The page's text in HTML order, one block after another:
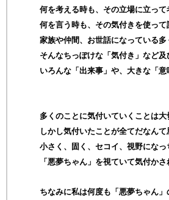
何を考える時も、その立場に立って
何を言う時も、その気付きを使って
家族や仲間、お世話になっている
そんなちっぽけな「気付き」など
いろんな「出来事」や、大きな「
多くのことに気付いていくことは大
しかし気付いたことが全てだなんて
小さく、固く、セコイ、視野にな
「悪夢ちゃん」を視ていて気付かさ
ちなみに私は何度も「悪夢ちゃん